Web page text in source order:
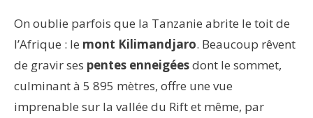
On oublie parfois que la Tanzanie abrite le toit de
l’Afrique : le mont Kilimandjaro. Beaucoup rêvent
de gravir ses pentes enneigéesdont le sommet,
culminant à 5 895 mètres, offre une vue
imprenable sur la vallée du Rift et même, par